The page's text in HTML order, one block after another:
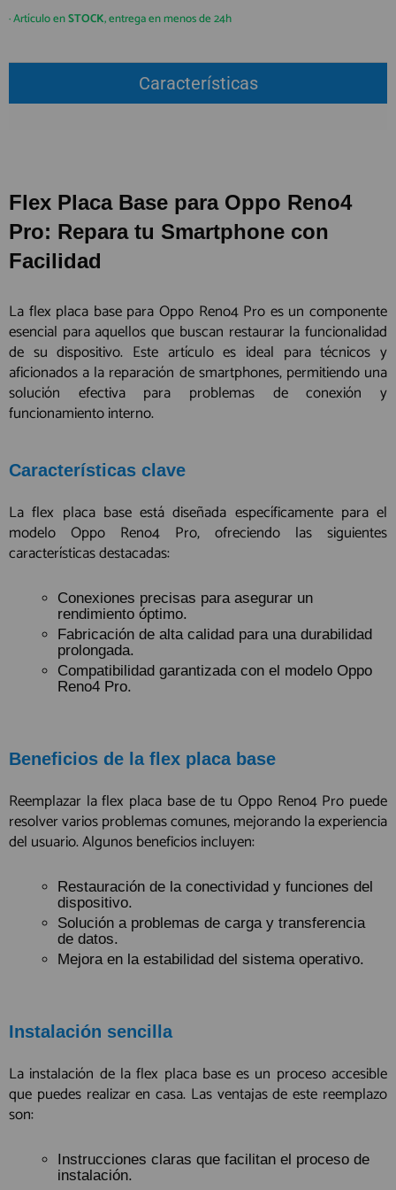
GUÍA DE COMPRA
(+34)912 477 744
info@preciosadictos.com
REGISTRO PROFESIONAL
· Artículo enSTOCK, entrega en menos de 24h
Características
Flex Placa Base para Oppo Reno4
Pro: Repara tu Smartphone con
Facilidad
La flex placa base para Oppo Reno4 Pro es un componente
esencial para aquellos que buscan restaurar la funcionalidad
de su dispositivo. Este artículo es ideal para técnicos y
aficionados a la reparación de smartphones, permitiendo una
solución efectiva para problemas de conexión y
funcionamiento interno.
Características clave
La flex placa base está diseñada específicamente para el
modelo Oppo Reno4 Pro, ofreciendo las siguientes
características destacadas:
Conexiones precisas para asegurar un
rendimiento óptimo.
Fabricación de alta calidad para una durabilidad
prolongada.
Compatibilidad garantizada con el modelo Oppo
Reno4 Pro.
Beneficios de la flex placa base
Reemplazar la flex placa base de tu Oppo Reno4 Pro puede
resolver varios problemas comunes, mejorando la experiencia
del usuario. Algunos beneficios incluyen:
Restauración de la conectividad y funciones del
dispositivo.
Solución a problemas de carga y transferencia
de datos.
Mejora en la estabilidad del sistema operativo.
Instalación sencilla
La instalación de la flex placa base es un proceso accesible
que puedes realizar en casa. Las ventajas de este reemplazo
son:
Instrucciones claras que facilitan el proceso de
instalación.